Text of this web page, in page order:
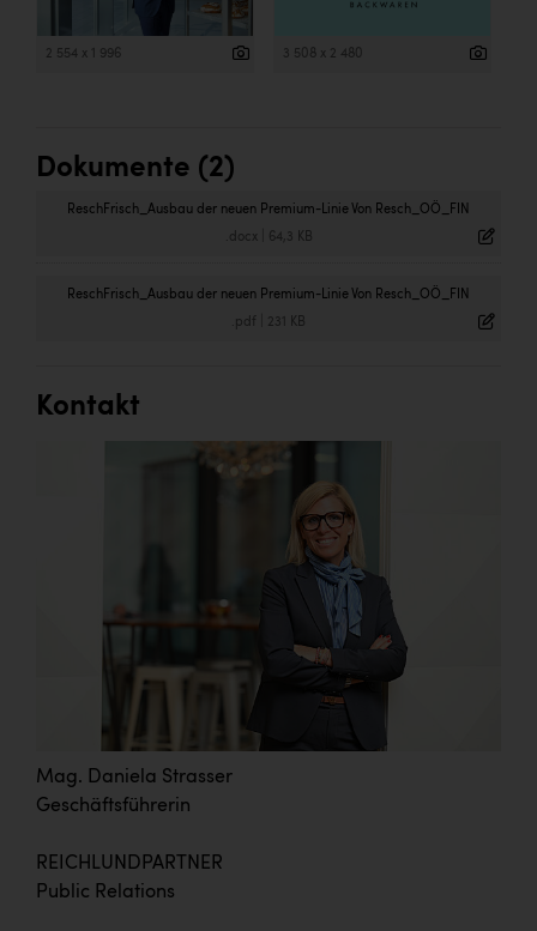
2 554 x 1 996 3 508 x 2 480
Dokumente (2)
ReschFrisch_Ausbau der neuen Premium-Linie Von Resch_OÖ_FIN
.docx| 64,3 KB
ReschFrisch_Ausbau der neuen Premium-Linie Von Resch_OÖ_FIN
.pdf 231 KB
Kontakt
Mag. Daniela Strasser
Geschäftsführerin
REICHLUNDPARTNER
Public Relations